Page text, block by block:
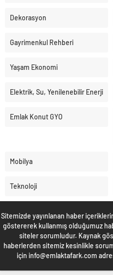
Dekorasyon
Gayrimenkul Rehberi
Yaşam Ekonomi
Elektrik, Su, Yenilenebilir Enerji
Emlak Konut GYO
Mobilya
Teknoloji
Sitemizde yayınlanan haber
göstererek kullanmış olduğumuz
siteler sorumludur. Kaynak
haberlerden sitemiz kesinlikle
için info@emlaktafark.com